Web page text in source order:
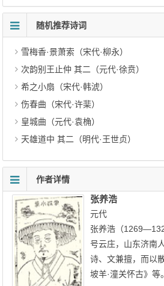
随机推荐诗词
雪梅香·景萧索（宋代·柳永）
次韵别王止仲 其二（元代·徐贲）
希之小扇（宋代·韩淲）
伤春曲（宋代·许棐）
皇城曲（元代·袁桷）
天雄道中 其二（明代·王世贞）
作者详情
张养浩
元代
张养浩（
号云庄，山东济南
诗、文兼擅，而以
坡羊·潼关怀古》等。